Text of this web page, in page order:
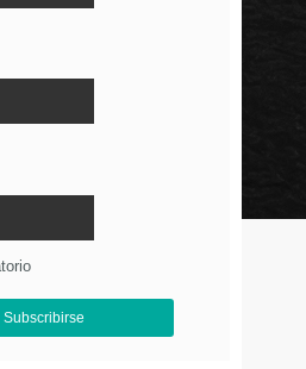
IoT
Todos los derechos
Aviso de Privacidad